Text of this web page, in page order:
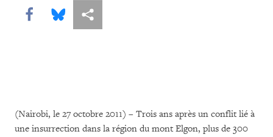
Share this via Facebook
Share this via Bluesky
Share this via Partagez
(Nairobi, le 27 octobre 2011) – Trois ans après un conflit lié à
une insurrection dans la région du mont Elgon, plus de 300